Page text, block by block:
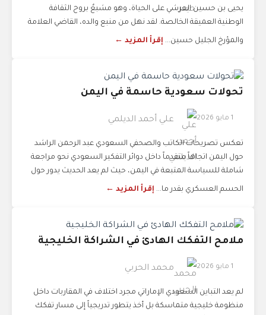
يحيى بن حسين العرشي على الحياة، وهو مشبعٌ بروح الثقافة
الوطنية العميقة الخالصة. لقد نهل من منبع والده، القاضي العلامة
والمؤرخ الجليل حسين... إقرأ المزيد ←
تحولات سعودية حاسمة في اليمن
1 مايو 2026 علي أحمد الديلمي
تعكس تصريحات الكاتب والصحفي السعودي عبد الرحمن الراشد
حول اليمن اتجاهاً متقدماً داخل دوائر التفكير السعودي نحو مراجعة
شاملة للسياسة المتبعة في اليمن، حيث لم يعد الحديث يدور حول
الحسم العسكري بقدر ما... إقرأ المزيد ←
ملامح التفكك الهادئ في الشراكة الخليجية
1 مايو 2026 محمد الحربي
لم يعد التباين السعودي الإماراتي مجرد اختلاف في المقاربات داخل
منظومة خليجية متماسكة بل أخذ يتطور تدريجياً إلى مسار تفكك